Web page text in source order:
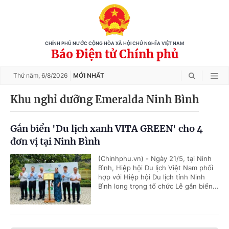
CHÍNH PHỦ NƯỚC CỘNG HÒA XÃ HỘI CHỦ NGHĨA VIỆT NAM
Báo Điện tử Chính phủ
Thứ năm, 6/8/2026 MỚI NHẤT
Khu nghỉ dưỡng Emeralda Ninh Bình
Gắn biển 'Du lịch xanh VITA GREEN' cho 4
đơn vị tại Ninh Bình
(Chinhphu.vn) - Ngày 21/5, tại Ninh
Bình, Hiệp hội Du lịch Việt Nam phối
hợp với Hiệp hội Du lịch tỉnh Ninh
Bình long trọng tổ chức Lễ gắn biển...